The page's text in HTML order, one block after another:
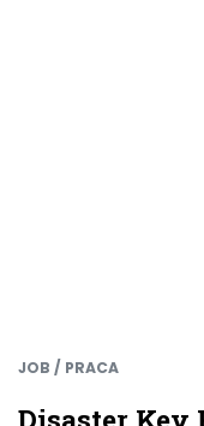
JOB / PRACA